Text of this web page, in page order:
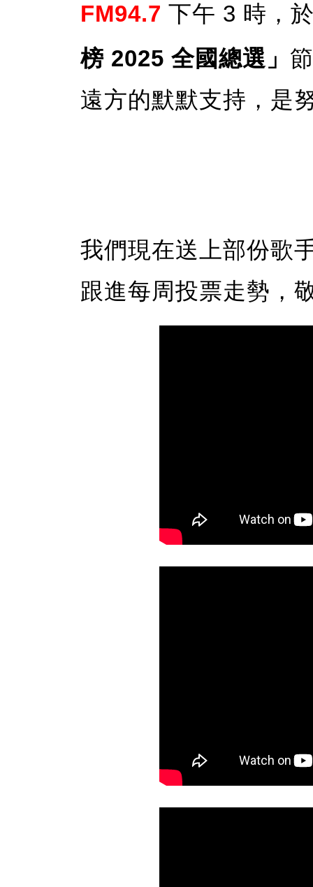
FM94.7 下午 3 時，
榜 2025 全國總選」
遠方的默默支持，是
我們現在送上部份歌
跟進每周投票走勢，